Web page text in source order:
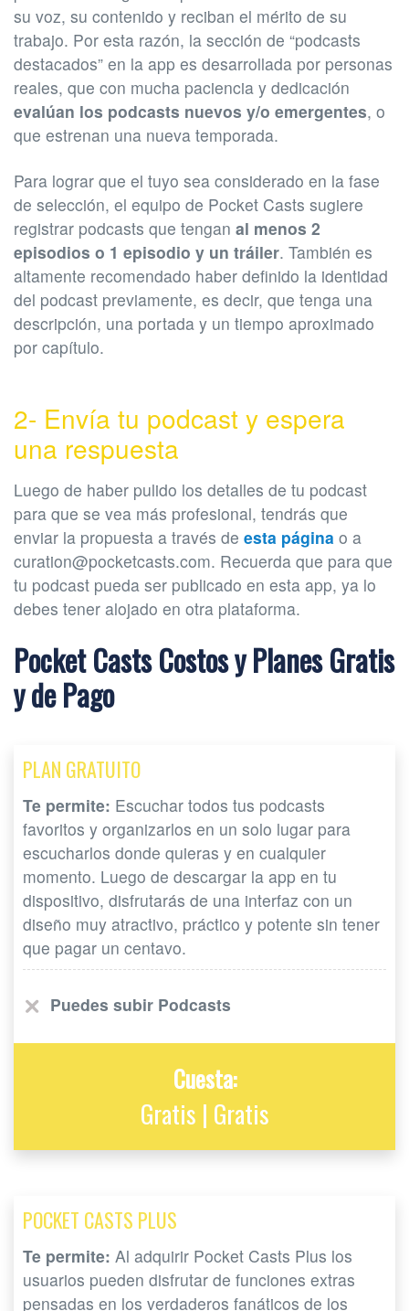
su voz, su contenido y reciban el mérito de su
trabajo. Por esta razón, la sección de “podcasts
destacados” en la app es desarrollada por personas
reales, que con mucha paciencia y dedicación
evalúan los podcasts nuevos y/o emergentes, o
que estrenan una nueva temporada.
Para lograr que el tuyo sea considerado en la fase
de selección, el equipo de Pocket Casts sugiere
registrar podcasts que tengan al menos 2
episodios o 1 episodio y un tráiler. También es
altamente recomendado haber definido la identidad
del podcast previamente, es decir, que tenga una
descripción, una portada y un tiempo aproximado
por capítulo.
2- Envía tu podcast y espera
una respuesta
Luego de haber pulido los detalles de tu podcast
para que se vea más profesional, tendrás que
enviar la propuesta a través de esta página o a
curation@pocketcasts.com. Recuerda que para que
tu podcast pueda ser publicado en esta app, ya lo
debes tener alojado en otra plataforma.
Pocket Casts Costos y Planes Gratis
y de Pago
PLAN GRATUITO
Te permite: Escuchar todos tus podcasts
favoritos y organizarlos en un solo lugar para
escucharlos donde quieras y en cualquier
momento. Luego de descargar la app en tu
dispositivo, disfrutarás de una interfaz con un
diseño muy atractivo, práctico y potente sin tener
que pagar un centavo.
Puedes subir Podcasts
Cuesta:
Gratis | Gratis
POCKET CASTS PLUS
Te permite: Al adquirir Pocket Casts Plus los
usuarios pueden disfrutar de funciones extras
pensadas en los verdaderos fanáticos de los